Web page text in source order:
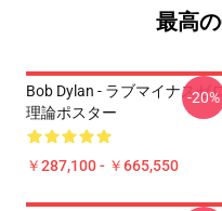
最高
Bob Dylan - ラブマイナスゼ
理論ポスター
￥287,100 - ￥665,550
-20%